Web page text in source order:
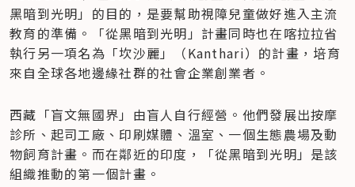
黑暗到光明」的目的，是要幫助視障兒童做好進入主流
教育的準備。「從黑暗到光明」計畫同時也在喀拉拉省
執行另一項名為「坎沙麗」（Kanthari）的計畫，培育
來自全球各地邊緣社群的社會企業創業者。
西藏「盲文無國界」由盲人自行經營。他們發展出按摩
診所、起司工廠、印刷媒體、溫室、一個生態農場及動
物飼育計畫。而在鄰近的印度，「從黑暗到光明」是該
組織推動的第一個計畫。